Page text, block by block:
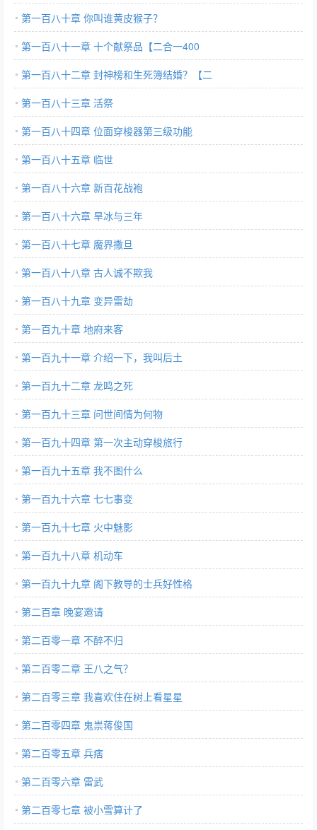
第一百八十章 你叫谁黄皮猴子？
第一百八十一章 十个献祭品【二合一400
第一百八十二章 封神榜和生死簿结婚？【二
第一百八十三章 活祭
第一百八十四章 位面穿梭器第三级功能
第一百八十五章 临世
第一百八十六章 新百花战袍
第一百八十六章 旱冰与三年
第一百八十七章 魔界撒旦
第一百八十八章 古人诚不欺我
第一百八十九章 变异雷劫
第一百九十章 地府来客
第一百九十一章 介绍一下，我叫后土
第一百九十二章 龙鸣之死
第一百九十三章 问世间情为何物
第一百九十四章 第一次主动穿梭旅行
第一百九十五章 我不图什么
第一百九十六章 七七事变
第一百九十七章 火中魅影
第一百九十八章 机动车
第一百九十九章 阁下教导的士兵好性格
第二百章 晚宴邀请
第二百零一章 不醉不归
第二百零二章 王八之气？
第二百零三章 我喜欢住在树上看星星
第二百零四章 鬼祟蒋俊国
第二百零五章 兵痞
第二百零六章 雷武
第二百零七章 被小雪算计了